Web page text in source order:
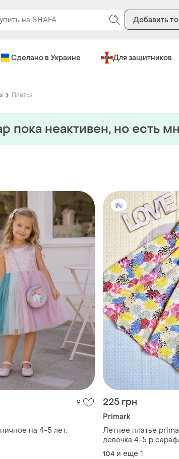
Добавить
Сделано в Украине Для защитников
Платья
пока неактивен, но есть
9
на 4-5 лет.
225 грн
Primark
Летнее платье
девочка 4-5 р
104 и еще 1